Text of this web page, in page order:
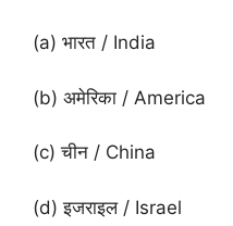
(a) भारत / India
(b) अमेरिका / America
(c) चीन / China
(d) इजराइल / Israel